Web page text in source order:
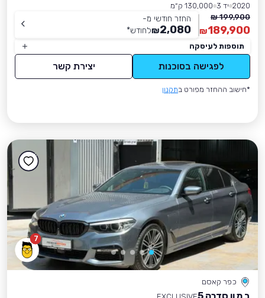
2020 יד 3
130,000 ק״מ
199,900 ₪
189,900
₪
החזר חודשי מ-
2,080
₪לחודש*
תוספות לעיסקה
לפגישה בסוכנות יצירת קשר
*חישוב ההחזר מפורט בתקנון
7
כפר קאסם